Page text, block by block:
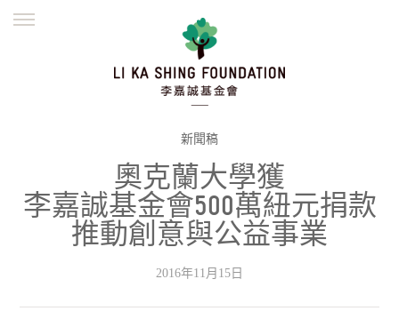
並肩同行
繁體
新聞稿
奧克蘭大學獲
李嘉誠基金會500萬紐元捐款
推動創意與公益事業
2016年11月15日